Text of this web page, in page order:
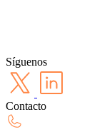
Síguenos
Contacto